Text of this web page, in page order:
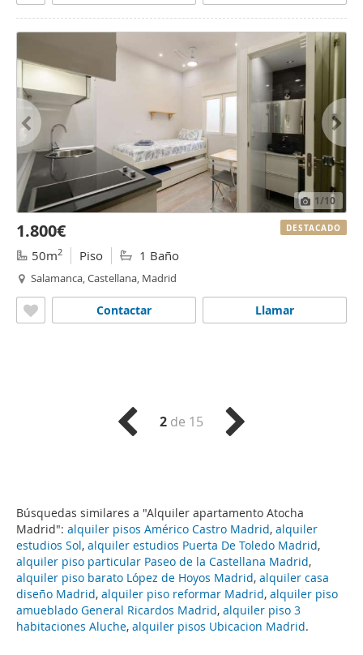
Búsquedas similares a "Alquiler apartamento Atocha
Madrid": alquiler pisos Américo Castro Madrid, alquiler
estudios Sol, alquiler estudios Puerta De Toledo Madrid,
alquiler piso particular Paseo de la Castellana Madrid,
alquiler piso barato López de Hoyos Madrid, alquiler casa
diseño Madrid, alquiler piso reformar Madrid, alquiler piso
amueblado General Ricardos Madrid, alquiler piso 3
habitaciones Aluche, alquiler pisos Ubicacion Madrid.
1/10
1.800€
50m2 Piso 1 Baño
Salamanca, Castellana, Madrid
Llamar
Contactar
DESTACADO
2 de 15